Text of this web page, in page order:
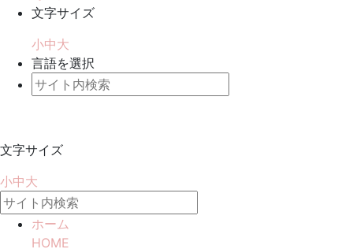
文字サイズ
小中大
言語を選択
文字サイズ
小中大
ホーム
HOME